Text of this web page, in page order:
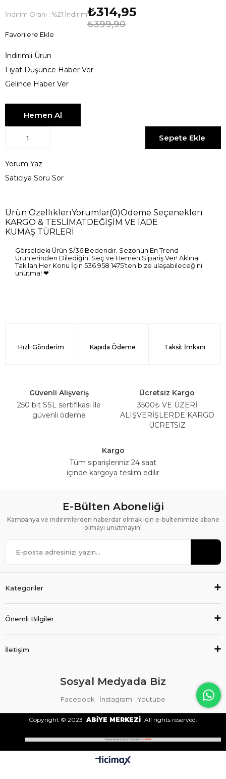
İndirim Oranı : %21 İndirim
₺399,90
₺314,95
Favorilere Ekle
İndirimli Ürün
Fiyat Düşünce Haber Ver
Gelince Haber Ver
Yorum Yaz
Satıcıya Soru Sor
Ürün ÖzellikleriYorumlar(0)Ödeme Seçenekleri
KARGO & TESLİMAT DEĞİŞİM VE İADE
KUMAŞ TÜRLERİ
Görseldeki Ürün S/36 Bedendir. Sezonun En Trend
Ürünlerinden Dilediğini Seç ve Hemen Sipariş Ver! Aklına
Takılan Her Konu İçin 536 958 1475’ten bize ulaşabileceğini
unutma! ❤
Hızlı Gönderim Kapıda Ödeme Taksit İmkanı
Güvenli Alışveriş
250 bit SSL sertifikası İle
güvenli ödeme
Ücretsiz Kargo
3500₺ VE ÜZERİ
ALIŞVERİŞLERDE KARGO
ÜCRETSİZ
Kargo
Tüm siparişleriniz 24 saat
içinde kargoya teslim edilir
E-Bülten Aboneliği
Kampanya ve indirimlerden haberdar olmak için e-bültenimize abone
olmayı unutmayın!
Kategoriler
Önemli Bilgiler
İletişim
Sosyal Medyada Biz
Facebook İnstagram Youtube
Copyright © 2023 ABİYE MERKEZİ All rights reserved.